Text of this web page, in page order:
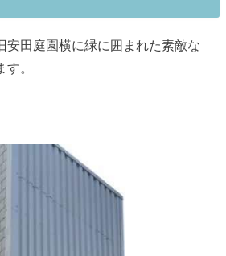
安田庭園横に緑に囲まれた素敵な
。